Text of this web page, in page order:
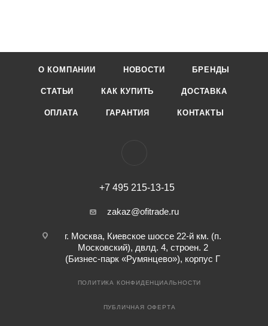
О КОМПАНИИ НОВОСТИ БРЕНДЫ
СТАТЬИ КАК КУПИТЬ ДОСТАВКА
ОПЛАТА ГАРАНТИЯ КОНТАКТЫ
+7 495 215-13-15
zakaz@ofitrade.ru
г. Москва, Киевское шоссе 22-й км. (п.
Московский), двлд. 4, строен. 2
(Бизнес-парк «Румянцево»), корпус Г
ПОЛИТИКА КОНФИДЕНЦИАЛЬНОСТИ
ПУБЛИЧНАЯ ОФЕРТА